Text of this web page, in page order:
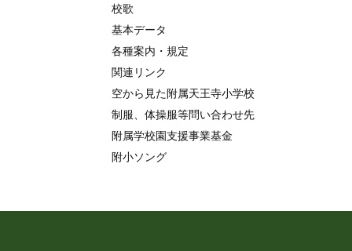
校歌
基本データ
各種案内・規定
関連リンク
空から見た附属天王寺小学校
制服、体操服等問い合わせ先
附属学校園支援事業基金
附小ソング